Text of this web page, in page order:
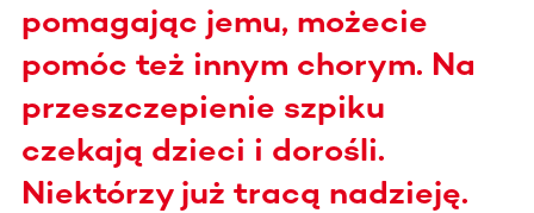
pomagając jemu, możecie
pomóc też innym chorym. Na
przeszczepienie szpiku
czekają dzieci i dorośli.
Niektórzy już tracą nadzieję.